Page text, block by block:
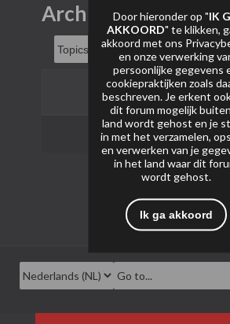
Archief
Geen onderwerpen
Door hieronder op "IK
AKKOORD" te klikken,
akkoord met ons
en onze verwerking
persoonlijke gegevens
cookiepraktijken zoals
beschreven. Je erkent
dit forum mogelijk
land wordt gehost en je
in met het verzamelen,
en verwerken van je
in het land waar dit
wordt gehost.
Ik ga akkoord